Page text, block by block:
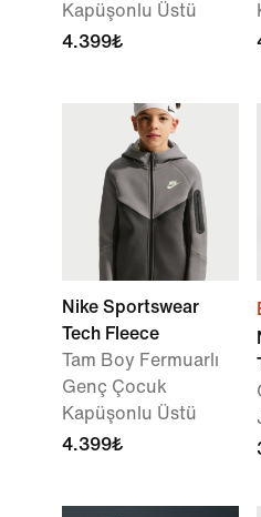
Kapüşonlu Üstü
4.399₺
Nike Sportswear
Tech Fleece
Tam Boy Fermuarlı
Genç Çocuk
Kapüşonlu Üstü
4.399₺